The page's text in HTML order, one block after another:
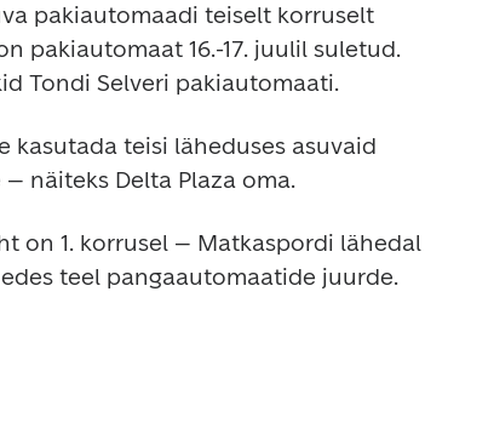
pakiautomaadi teiselt korruselt
pakiautomaat 16.-17. juulil suletud.
Tondi Selveri pakiautomaati.
kasutada teisi läheduses asuvaid
näiteks Delta Plaza oma.
on 1. korrusel – Matkaspordi lähedal
teel pangaautomaatide juurde.